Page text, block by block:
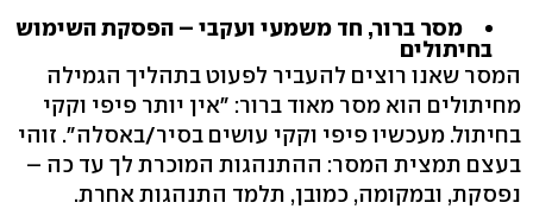
מסר ברור, חד משמעי ועקבי – הפסקת השימוש
בחיתולים
המסר שאנו רוצים להעביר לפעוט בתהליך הגמילה
מחיתולים הוא מסר מאוד ברור: "אין יותר פיפי וקקי
בחיתול. מעכשיו פיפי וקקי עושים בסיר/באסלה". זוהי
בעצם תמצית המסר: ההתנהגות המוכרת לך עד כה –
נפסקת, ובמקומה, כמובן, תלמד התנהגות אחרת.